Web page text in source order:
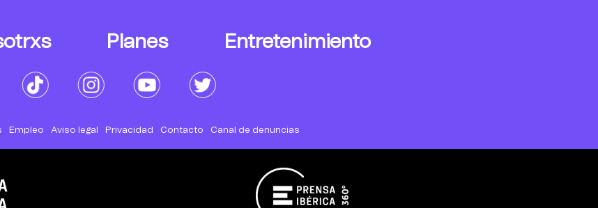
Planes Entretenimiento
Empleo Aviso legal Privacidad Contacto Canal de denuncias